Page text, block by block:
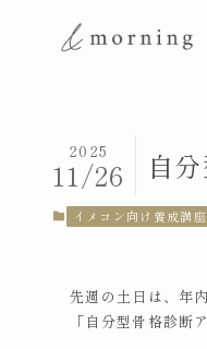
自
2025
11/26
イメコン向け養成講座
先週の土日は、年
「自分型骨格診断